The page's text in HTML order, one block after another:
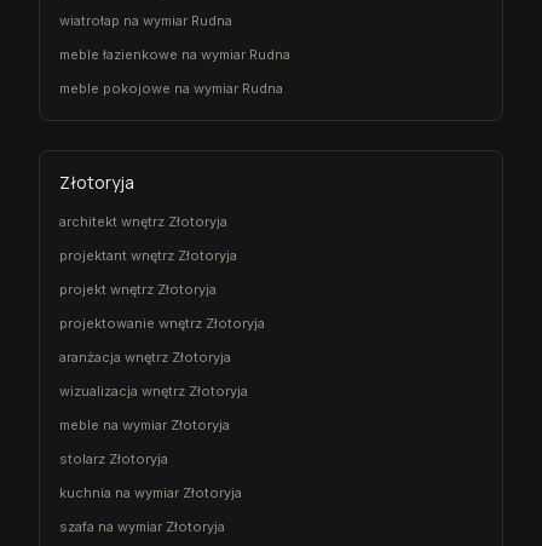
wiatrołap na wymiar Rudna
meble łazienkowe na wymiar Rudna
meble pokojowe na wymiar Rudna
Złotoryja
architekt wnętrz Złotoryja
projektant wnętrz Złotoryja
projekt wnętrz Złotoryja
projektowanie wnętrz Złotoryja
aranżacja wnętrz Złotoryja
wizualizacja wnętrz Złotoryja
meble na wymiar Złotoryja
stolarz Złotoryja
kuchnia na wymiar Złotoryja
szafa na wymiar Złotoryja